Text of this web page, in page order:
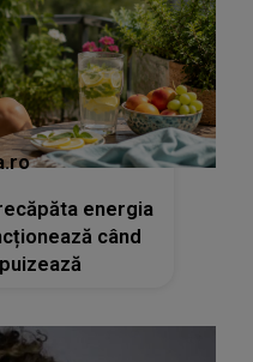
energia
când